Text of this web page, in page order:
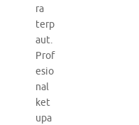
ra
terp
aut.
Prof
esio
nal
ket
upa